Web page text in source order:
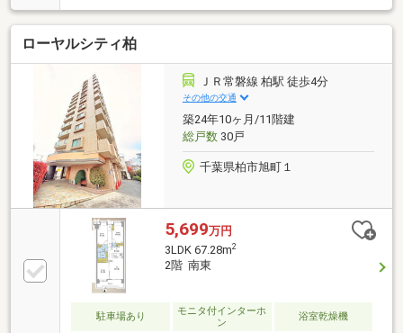
空間を広々とお使いいただけます※建物状況調査に関
する情報：売主にて実施予定なし、買主の実施不可*-
*-*-*-リノベーション-*-*-*-*キッチン、ユニットバス交
換トイレ、洗面化粧台交換クロス、フローリング貼替
給水給湯管交換、排水管切り回し建具交換、カーテン
レール全室交換ハウスクリーニング 等（2024.1）
ローヤルシティ柏
ＪＲ常磐線 柏駅 徒歩4分
その他の交通
築24年10ヶ月/11階建
総戸数30戸
千葉県柏市旭町１
5,699万円
3LDK 67.28m2
2階 南東
駐車場あり
モニタ付インターホ
ン
浴室乾燥機